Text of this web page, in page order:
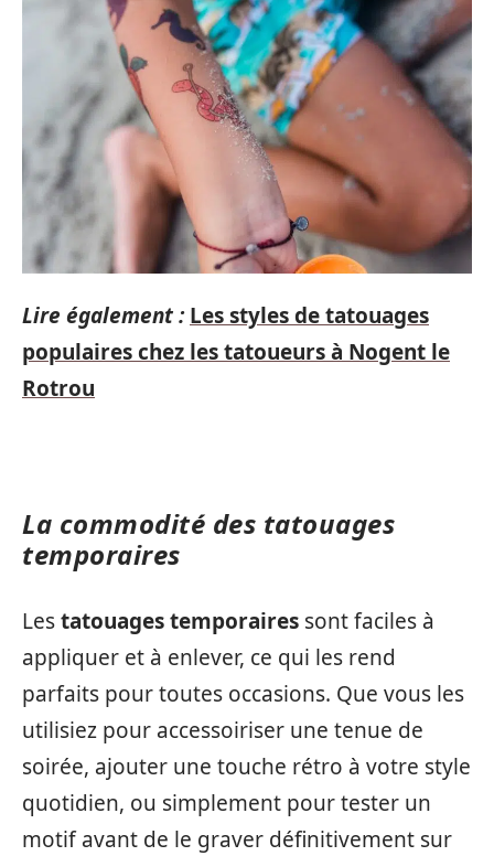
Lire également : Les styles de tatouages
populaires chez les tatoueurs à Nogent le
Rotrou
La commodité des tatouages
temporaires
Lestatouages temporaires sont faciles à
appliquer et à enlever, ce qui les rend
parfaits pour toutes occasions. Que vous les
utilisiez pour accessoiriser une tenue de
soirée, ajouter une touche rétro à votre style
quotidien, ou simplement pour tester un
motif avant de le graver définitivement sur